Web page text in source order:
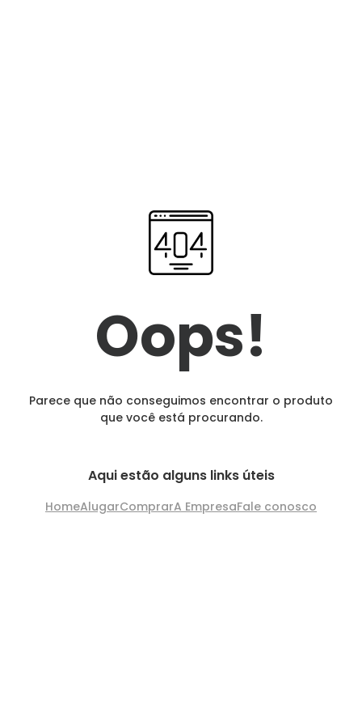
Oops!
Parece que não conseguimos encontrar o produto
que você está procurando.
Aqui estão alguns links úteis
HomeAlugarComprarA EmpresaFale conosco